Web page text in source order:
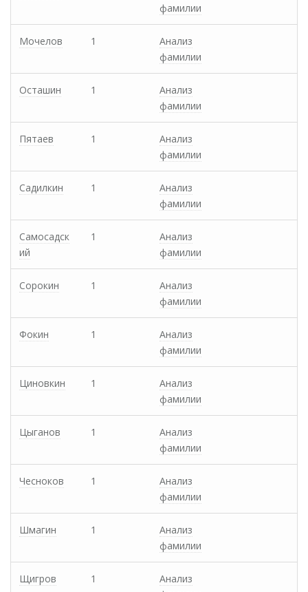
фамилии
Мочелов 1
Анализ
фамилии
Осташин 1
Анализ
фамилии
Пятаев 1
Анализ
фамилии
Садилкин 1
Анализ
фамилии
Самосадск
ий
1
Анализ
фамилии
Сорокин 1
Анализ
фамилии
Фокин 1
Анализ
фамилии
Циновкин 1
Анализ
фамилии
Цыганов 1
Анализ
фамилии
Чесноков 1
Анализ
фамилии
Шмагин 1
Анализ
фамилии
Щигров 1
Анализ